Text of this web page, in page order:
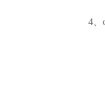
4、